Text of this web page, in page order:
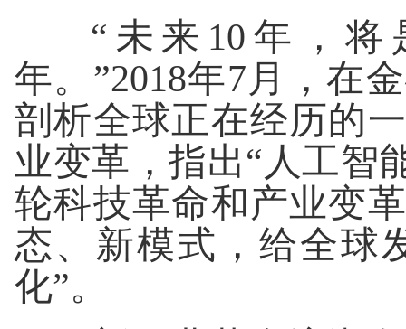
“未来10年，将
年。”2018年7月，在
剖析全球正在经历的
业变革，指出“人工智
轮科技革命和产业变
态、新模式，给全球
化”。